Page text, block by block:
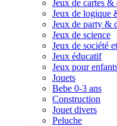
Jeux de cartes &
Jeux de logique
Jeux de party &
Jeux de science
Jeux de société
Jeux éducatif
Jeux pour
Jouets
Bebe 0-3 ans
Construction
Jouet divers
Peluche